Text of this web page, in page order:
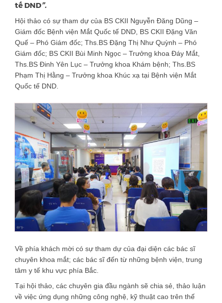
tế DND”.
Hội thảo có sự tham dự của BS CKII Nguyễn Đăng Dũng –
Giám đốc Bệnh viện Mắt Quốc tế DND, BS CKII Đặng Văn
Quế – Phó Giám đốc; Ths.BS Đặng Thị Như Quỳnh – Phó
Giám đốc; BS CKII Bùi Minh Ngọc – Trưởng khoa Đáy Mắt,
Ths.BS Đinh Yên Lục – Trưởng khoa Khám bệnh; Ths.BS
Phạm Thị Hằng – Trưởng khoa Khúc xạ tại Bệnh viện Mắt
Quốc tế DND.
Về phía khách mời có sự tham dự của đại diện các bác sĩ
chuyên khoa mắt; các bác sĩ đến từ những bệnh viện, trung
tâm y tế khu vực phía Bắc.
Tại hội thảo, các chuyên gia đầu ngành sẽ chia sẻ, thảo luận
về việc ứng dụng những công nghệ, kỹ thuật cao trên thế